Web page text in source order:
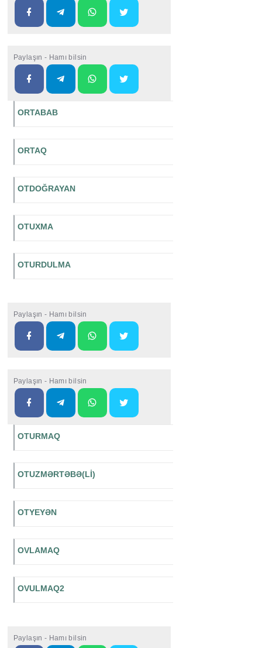
Paylaşın - Hamı bilsin
ORTABAB
ORTAQ
OTDOĞRAYAN
OTUXMA
OTURDULMA
Paylaşın - Hamı bilsin
Paylaşın - Hamı bilsin
OTURMAQ
OTUZMƏRTƏBƏ(Lİ)
OTYEYƏN
OVLAMAQ
OVULMAQ2
Paylaşın - Hamı bilsin